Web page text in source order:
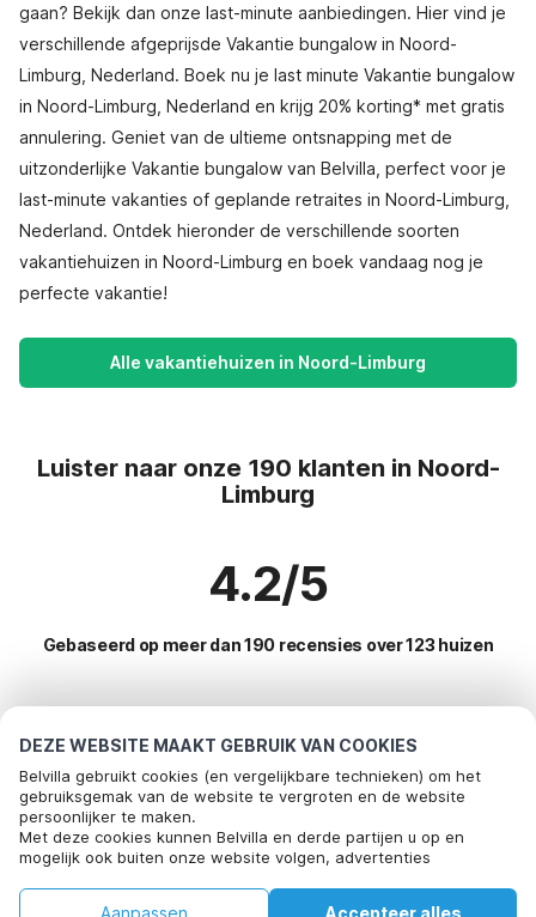
DEZE WEBSITE MAAKT GEBRUIK VAN COOKIES
Belvilla gebruikt cookies (en vergelijkbare technieken) om het
gebruiksgemak van de website te vergroten en de website
persoonlijker te maken.
Met deze cookies kunnen Belvilla en derde partijen u op en
mogelijk ook buiten onze website volgen, advertenties
social media.
Accepteer alles
Aanpassen
gaan? Bekijk dan onze last-minute aanbiedingen. Hier vind je
verschillende afgeprijsde Vakantie bungalow in Noord-
Limburg, Nederland. Boek nu je last minute Vakantie bungalow
in Noord-Limburg, Nederland en krijg 20% korting* met gratis
annulering. Geniet van de ultieme ontsnapping met de
uitzonderlijke Vakantie bungalow van Belvilla, perfect voor je
last-minute vakanties of geplande retraites in Noord-Limburg,
Nederland. Ontdek hieronder de verschillende soorten
vakantiehuizen in Noord-Limburg en boek vandaag nog je
perfecte vakantie!
Alle vakantiehuizen in Noord-Limburg
Luister naar onze 190 klanten in Noord-
Limburg
4.2/5
Gebaseerd op meer dan 190 recensies over 123 huizen
Meest populaire bestemmingen voor
vakantie
Populaire voorzieningen voor vakantie in Noord-limburg
Kindvriendelijke vakantiehuizen
Vakantiehuis op een vakantiepark
Top regio's met top voorzieningen voor vakantie
Vakantie met hond - Huisdiervriendelijke vakantiehuizen
Bel om te boeken